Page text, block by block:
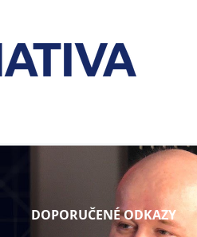
DOPORUČENÉ ODKAZY